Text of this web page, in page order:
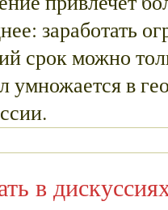
заработать
срок можно
умножается в
в